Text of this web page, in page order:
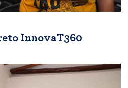
InnovaT360